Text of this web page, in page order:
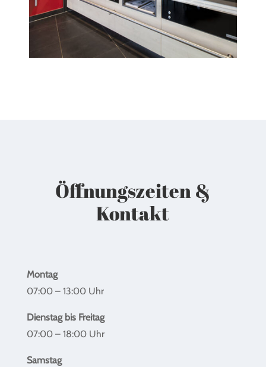
Öffnungszeiten &
Kontakt
Montag
07:00 – 13:00 Uhr
Dienstag bis Freitag
07:00 – 18:00 Uhr
Samstag